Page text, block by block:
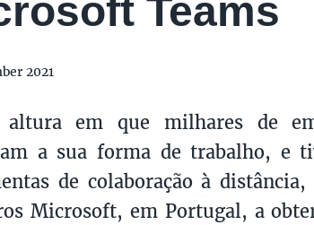
Teams
2021
altura em que milhares de
a sua forma de trabalho, e
de colaboração à
Microsoft, em Portugal, a